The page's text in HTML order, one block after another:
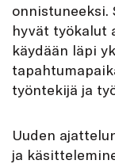
onnistuneeksi.
hyvät työkalut
käydään läpi
työntekijä ja
Uuden
ja